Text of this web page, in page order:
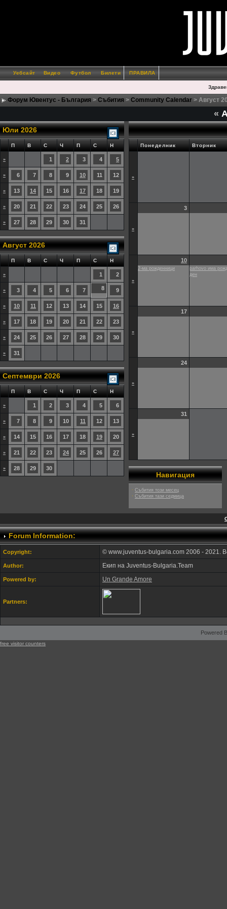
Уебсайт Видео Футбол Билети ПРАВИЛА
Форум Ювентус - България > Събития > Community Calendar > Август
«
Юли 2026
П В С Ч П С Н
» 1 2 3 4 5
» 6 7 8 9 10 11 12
» 13 14 15 16 17 18 19
» 20 21 22 23 24 25 26
» 27 28 29 30 31
Август 2026
П В С Ч П С Н
» 1 2
» 3 4 5 6 7 8 9
» 10 11 12 13 14 15 16
» 17 18 19 20 21 22 23
» 24 25 26 27 28 29 30
» 31
Септември 2026
П В С Ч П С Н
» 1 2 3 4 5 6
» 7 8 9 10 11 12 13
» 14 15 16 17 18 19 20
» 21 22 23 24 25 26 27
» 28 29 30
Понеделник Вторник
»
»
3
»
10
2-ма рожденници
parhovo има
ден
»
17
»
24
»
31
Навигация
· Събития този месец
· Събития тази седмица
Forum Information:
Copyright: © www.juventus-bulgaria.com 2006 - 2021.
Author: Екип на Juventus-Bulgaria.Team
Powered by: Un Grande Amore
Partners:
Powered
free visitor counters